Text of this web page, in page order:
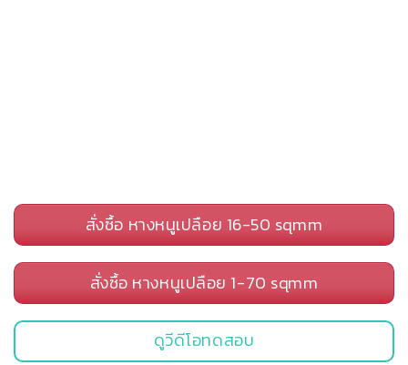
สั่งซื้อ หางหนูเปลือย 16-50 sqmm
สั่งซื้อ หางหนูเปลือย 1-70 sqmm
ดูวีดีโอทดสอบ